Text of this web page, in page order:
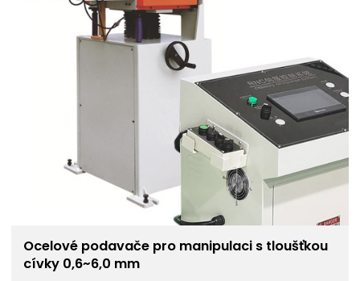
Ocelové podavače pro manipulaci s tloušťkou
cívky 0,6~6,0 mm